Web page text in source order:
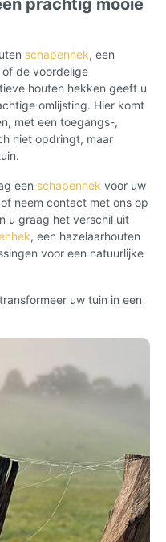
prachtig mooie
schapenhek, een
de voordelige
houten hekken geeft u
omlijsting. Hier komt
met een toegangs-,
niet opdringt, maar
een schapenhek voor uw
neem contact met ons op
u graag het verschil uit
, een hazelaarhouten
voor een natuurlijke
uw tuin in een